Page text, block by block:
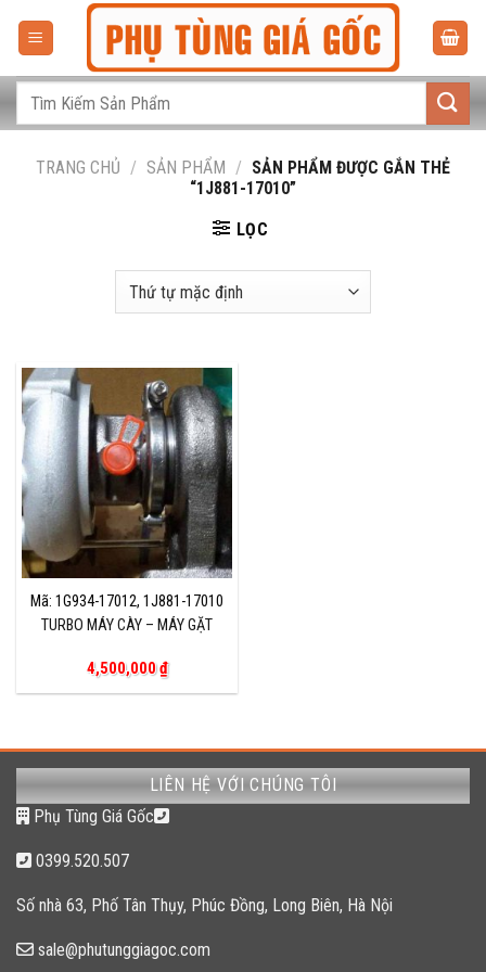
dungTìm
TRANG CHỦ / SẢN PHẨM / SẢN PHẨM ĐƯỢC GẮN THẺ
“1J881-17010”
LỌC
Mã: 1G934-17012, 1J881-17010
TURBO MÁY CÀY – MÁY GẶT
4,500,000₫
LIÊN HỆ VỚI CHÚNG TÔI
Phụ Tùng Giá Gốc
0399.520.507
Số nhà 63, Phố Tân Thụy, Phúc Đồng, Long Biên, Hà Nội
sale@phutunggiagoc.com